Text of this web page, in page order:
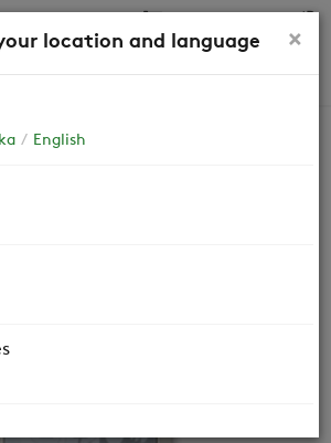
ILTO Control
×
location and language
English